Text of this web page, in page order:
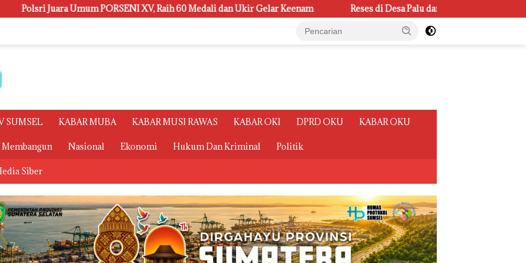
XV, Raih 60 Medali dan Ukir Gelar Keenam Reses di Desa Palu dan Ulak Kembahang I, Ketua Badan Kehormatan
SUMSEL KABAR MUBA KABAR MUSI RAWAS KABAR OKI DPRD OKU KABAR OKU
Membangun Nasional Ekonomi Hukum Dan Kriminal Politik
Siber